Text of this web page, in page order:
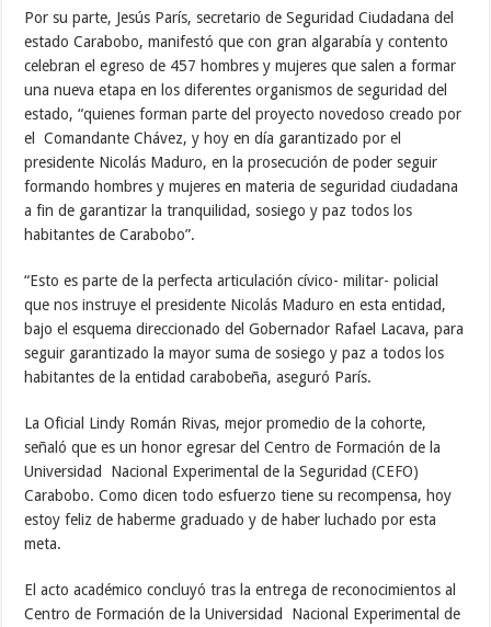
Por su parte, Jesús París, secretario de Seguridad Ciudadana del
estado Carabobo, manifestó que con gran algarabía y contento
celebran el egreso de 457 hombres y mujeres que salen a formar
una nueva etapa en los diferentes organismos de seguridad del
estado, “quienes forman parte del proyecto novedoso creado por
el Comandante Chávez, y hoy en día garantizado por el
presidente Nicolás Maduro, en la prosecución de poder seguir
formando hombres y mujeres en materia de seguridad ciudadana
a fin de garantizar la tranquilidad, sosiego y paz todos los
habitantes de Carabobo”.
“Esto es parte de la perfecta articulación cívico- militar- policial
que nos instruye el presidente Nicolás Maduro en esta entidad,
bajo el esquema direccionado del Gobernador Rafael Lacava, para
seguir garantizado la mayor suma de sosiego y paz a todos los
habitantes de la entidad carabobeña, aseguró París.
La Oficial Lindy Román Rivas, mejor promedio de la cohorte,
señaló que es un honor egresar del Centro de Formación de la
Universidad Nacional Experimental de la Seguridad (CEFO)
Carabobo. Como dicen todo esfuerzo tiene su recompensa, hoy
estoy feliz de haberme graduado y de haber luchado por esta
meta.
El acto académico concluyó tras la entrega de reconocimientos al
Centro de Formación de la Universidad Nacional Experimental de